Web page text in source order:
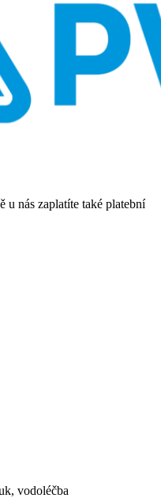
u nás zaplatíte také platební
vodoléčba